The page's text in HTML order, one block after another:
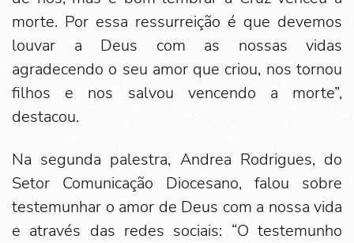
morte. Por essa ressurreição é que devemos
louvar a Deus com as nossas vidas
agradecendo o seu amor que criou, nos tornou
filhos e nos salvou vencendo a morte”,
destacou.
Na segunda palestra, Andrea Rodrigues, do
Setor Comunicação Diocesano, falou sobre
testemunhar o amor de Deus com a nossa vida
e através das redes sociais: “O testemunho